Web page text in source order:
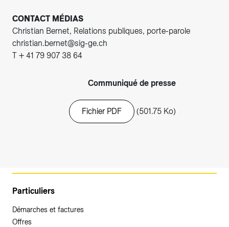
CONTACT MÉDIAS
Christian Bernet, Relations publiques, porte-parole
christian.bernet@sig-ge.ch
T + 41 79 907 38 64
Communiqué de presse
Fichier PDF (501.75 Ko)
Particuliers
Démarches et factures
Offres